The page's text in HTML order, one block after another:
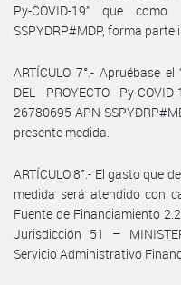
Py-COVID-19” que como
SSPYDRP#MDP, forma
ARTÍCULO 7°.- Apruébase el
DEL PROYECTO Py-
26780695-APN-
presente medida.
ARTÍCULO 8°.- El gasto que
medida será atendido con
Fuente de Financiamiento
Jurisdicción 51 –
Servicio Administrativo